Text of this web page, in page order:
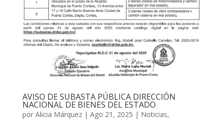
AVISO DE SUBASTA PÚBLICA DIRECCIÓN
NACIONAL DE BIENES DEL ESTADO
por Alicia Márquez| Ago 21, 2025 | Noticias,